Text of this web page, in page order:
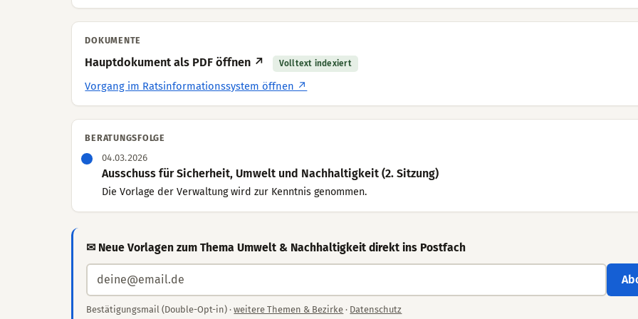
DOKUMENTE
Hauptdokument als PDF öffnen ↗ Volltext indexiert
Vorgang im Ratsinformationssystem öffnen ↗
BERATUNGSFOLGE
04.03.2026
Ausschuss für Sicherheit, Umwelt und Nachhaltigkeit (2. Sitzung)
Die Vorlage der Verwaltung wird zur Kenntnis genommen.
✉ Neue Vorlagen zum Thema Umwelt & Nachhaltigkeit direkt ins Postfach
Bestätigungsmail (Double-Opt-in) ·weitere Themen & Bezirke · Datenschutz